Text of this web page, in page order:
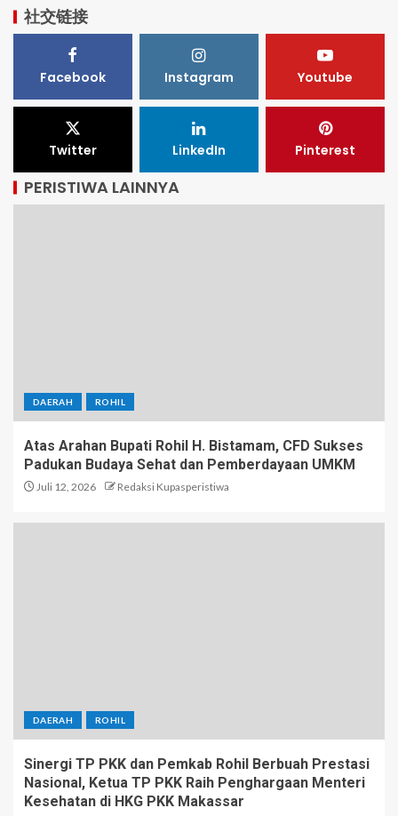
社交链接
Facebook Instagram Youtube
Twitter LinkedIn Pinterest
PERISTIWA LAINNYA
DAERAH ROHIL
Atas Arahan Bupati Rohil H. Bistamam, CFD Sukses
Padukan Budaya Sehat dan Pemberdayaan UMKM
Juli 12, 2026 Redaksi Kupasperistiwa
DAERAH ROHIL
Sinergi TP PKK dan Pemkab Rohil Berbuah Prestasi
Nasional, Ketua TP PKK Raih Penghargaan Menteri
Kesehatan di HKG PKK Makassar